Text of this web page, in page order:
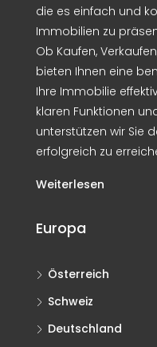
die es einfach und
Immobilien zu
Ob Kaufen,
bieten Ihnen eine
Ihre Immobilie
klaren Funktionen
unterstützen wir Sie
erfolgreich zu
Weiterlesen
Europa
Österreich
Schweiz
Deutschland